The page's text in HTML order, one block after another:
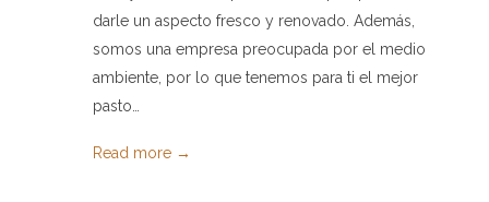
darle un aspecto fresco y renovado. Además,
somos una empresa preocupada por el medio
ambiente, por lo que tenemos para ti el mejor
pasto…
Read more →